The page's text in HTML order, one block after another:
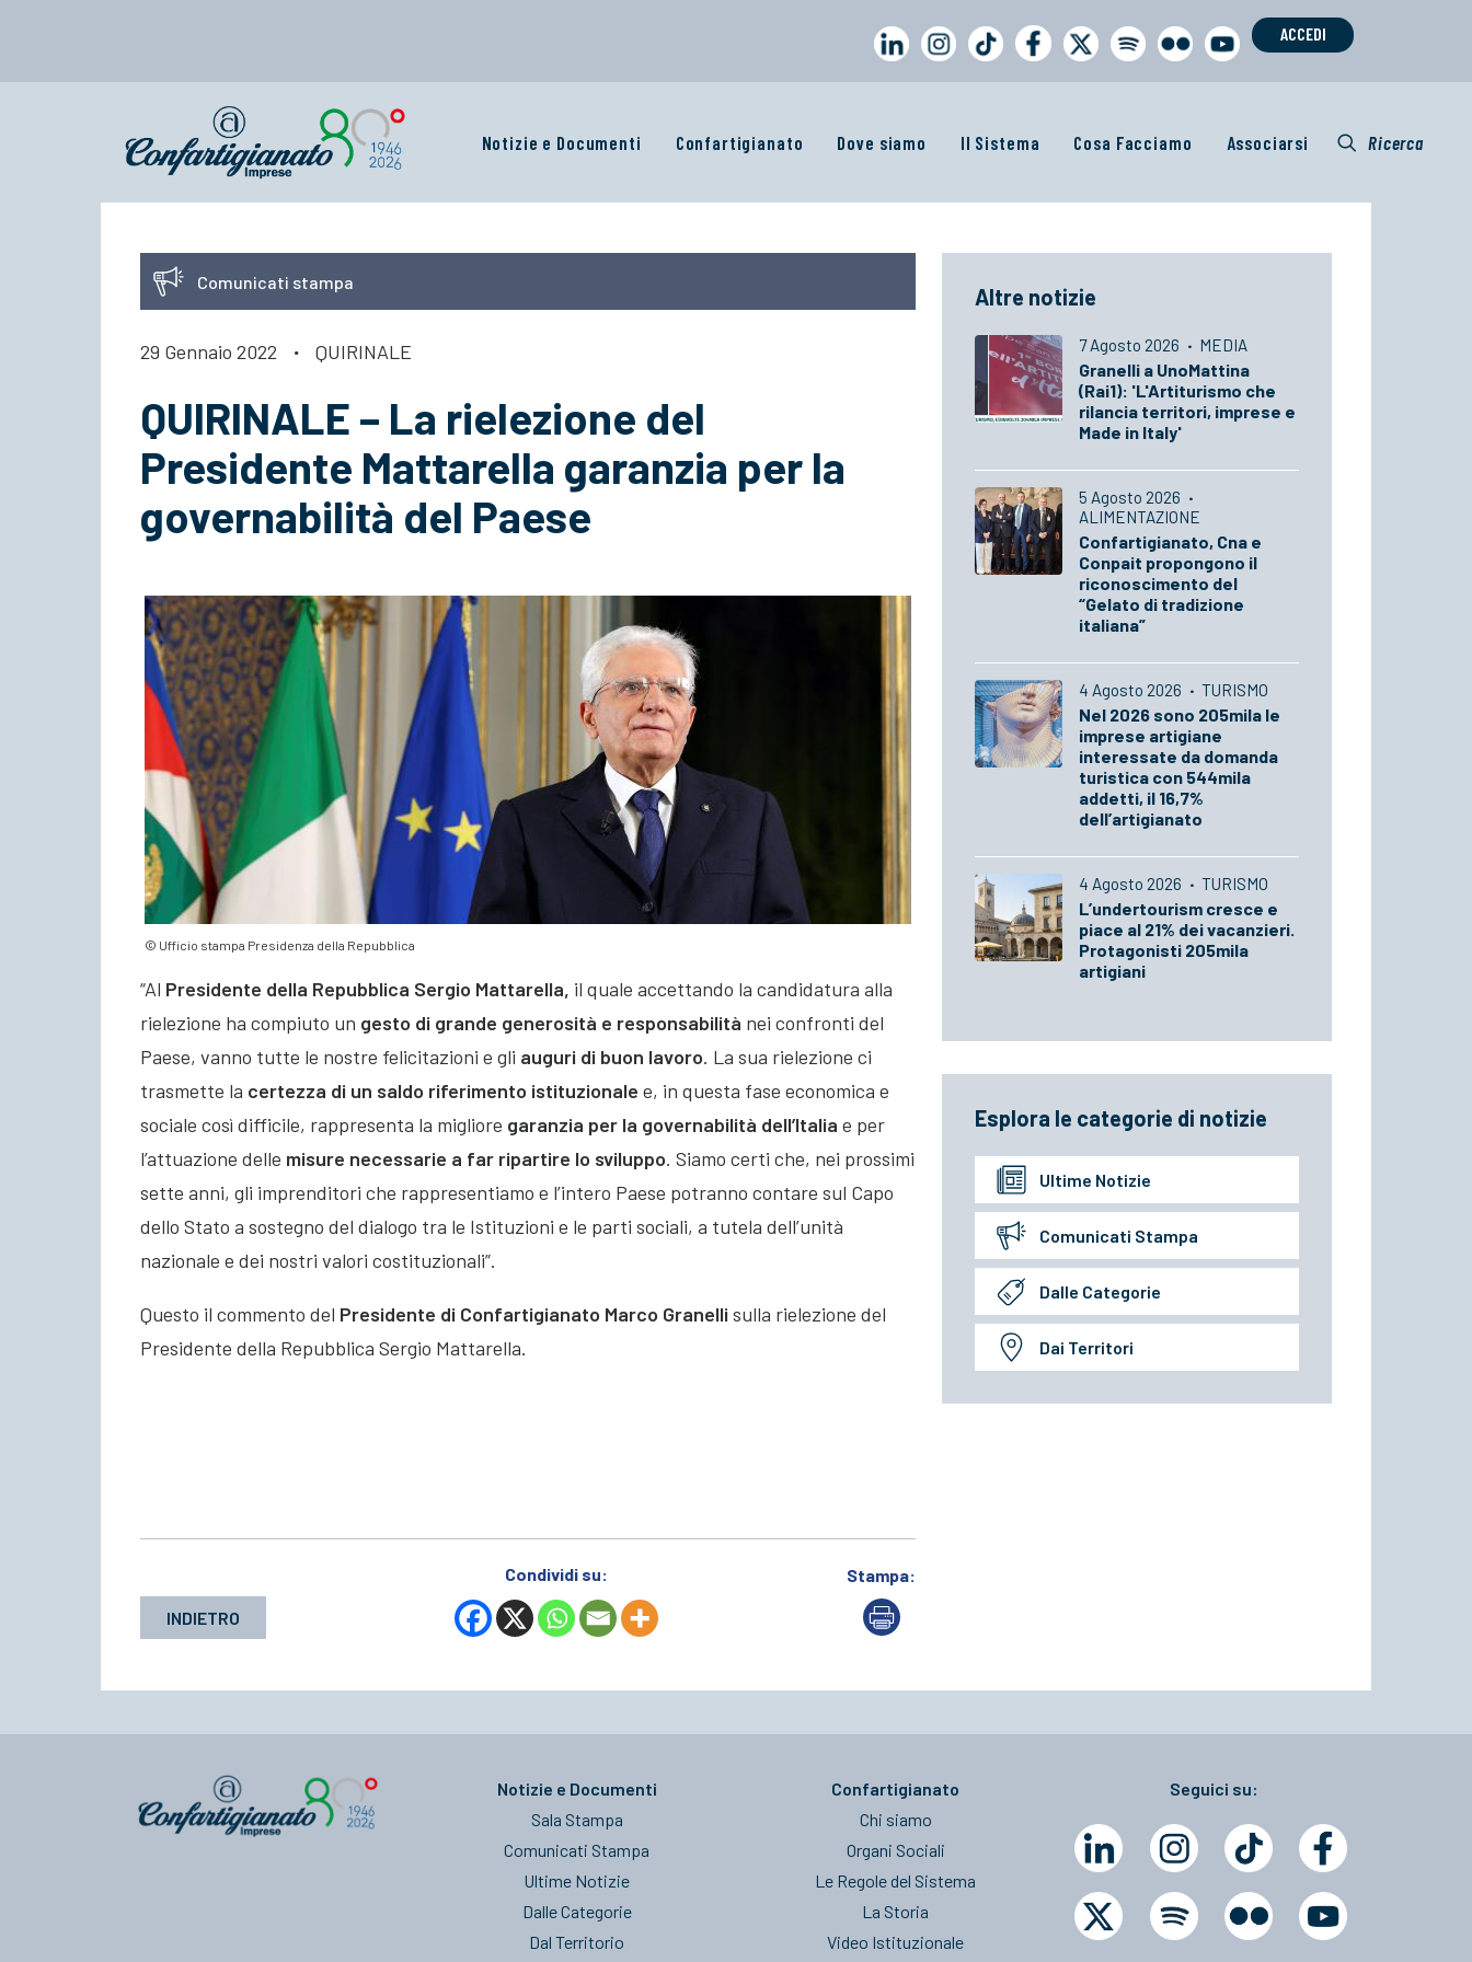
ACCEDI
Notizie e Documenti Confartigianato Dove siamo Il Sistema Cosa Facciamo Associarsi Ricerca
Comunicati stampa
29 Gennaio 2022 · QUIRINALE
QUIRINALE – La rielezione del
Presidente Mattarella garanzia per la
governabilità del Paese
© Ufficio stampa Presidenza della Repubblica
“Al Presidente della Repubblica Sergio Mattarella, il quale accettando la candidatura alla
rielezione ha compiuto un gesto di grande generosità e responsabilità nei confronti del
Paese, vanno tutte le nostre felicitazioni e gli auguri di buon lavoro. La sua rielezione ci
trasmette la certezza di un saldo riferimento istituzionale e, in questa fase economica e
sociale così difficile, rappresenta la migliore garanzia per la governabilità dell’Italia e per
l’attuazione delle misure necessarie a far ripartire lo sviluppo. Siamo certi che, nei prossimi
sette anni, gli imprenditori che rappresentiamo e l’intero Paese potranno contare sul Capo
dello Stato a sostegno del dialogo tra le Istituzioni e le parti sociali, a tutela dell’unità
nazionale e dei nostri valori costituzionali”.
Questo il commento del Presidente di Confartigianato Marco Granelli sulla rielezione del
Presidente della Repubblica Sergio Mattarella.
INDIETRO
Condividi su: Stampa:
Altre notizie
7 Agosto 2026 · MEDIA
Granelli a UnoMattina
(Rai1): 'L'Artiturismo che
rilancia territori, imprese e
Made in Italy'
5 Agosto 2026 ·
ALIMENTAZIONE
Confartigianato, Cna e
Conpait propongono il
riconoscimento del
“Gelato di tradizione
italiana”
4 Agosto 2026 · TURISMO
Nel 2026 sono 205mila le
imprese artigiane
interessate da domanda
turistica con 544mila
addetti, il 16,7%
dell’artigianato
4 Agosto 2026 · TURISMO
L’undertourism cresce e
piace al 21% dei vacanzieri.
Protagonisti 205mila
artigiani
Esplora le categorie di notizie
Ultime Notizie
Comunicati Stampa
Dalle Categorie
Dai Territori
Notizie e Documenti
Sala Stampa
Comunicati Stampa
Ultime Notizie
Dalle Categorie
Dal Territorio
Confartigianato
Chi siamo
Organi Sociali
Le Regole del Sistema
La Storia
Video Istituzionale
Seguici su: